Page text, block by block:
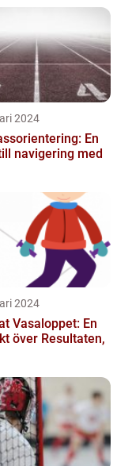
2024
En
navigering med
2024
Vasaloppet: En
över Resultaten,